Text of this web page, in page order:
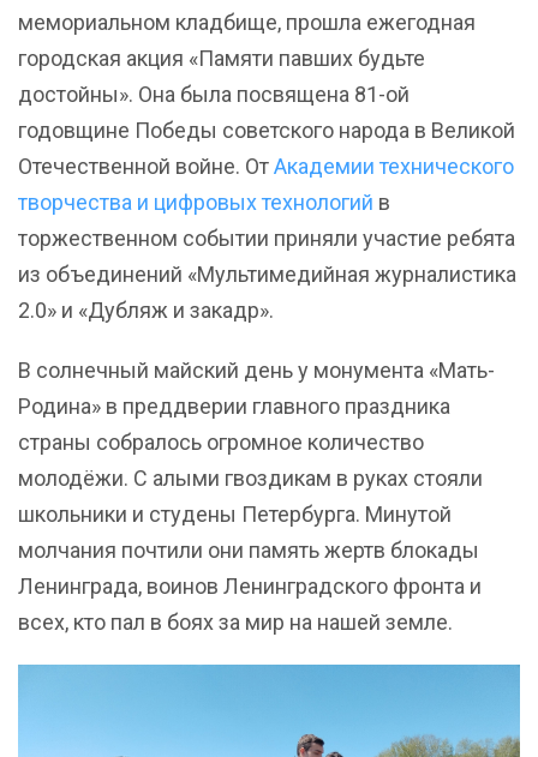
мемориальном кладбище, прошла ежегодная
городская акция «Памяти павших будьте
достойны». Она была посвящена 81-ой
годовщине Победы советского народа в Великой
Отечественной войне. ОтАкадемии технического
творчества и цифровых технологий в
торжественном событии приняли участие ребята
из объединений «Мультимедийная журналистика
2.0» и «Дубляж и закадр».
В солнечный майский день у монумента «Мать-
Родина» в преддверии главного праздника
страны собралось огромное количество
молодёжи. С алыми гвоздикам в руках стояли
школьники и студены Петербурга. Минутой
молчания почтили они память жертв блокады
Ленинграда, воинов Ленинградского фронта и
всех, кто пал в боях за мир на нашей земле.